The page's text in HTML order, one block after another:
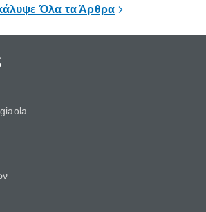
Όλα τα Άρθρα